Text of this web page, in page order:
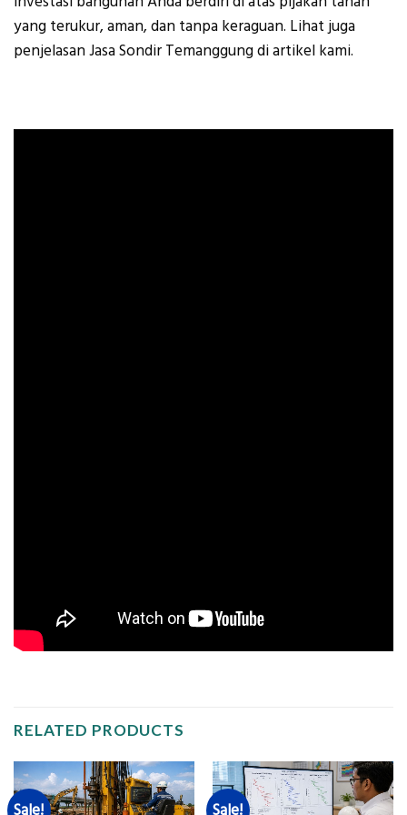
yang terukur, aman, dan tanpa keraguan. Lihat juga
penjelasan Jasa Sondir Temanggung di artikel kami.
RELATED PRODUCTS
Sale! Sale!